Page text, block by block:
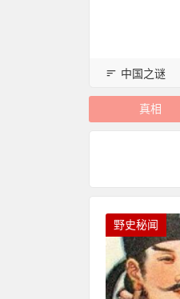
中国之谜
真相
野史秘闻